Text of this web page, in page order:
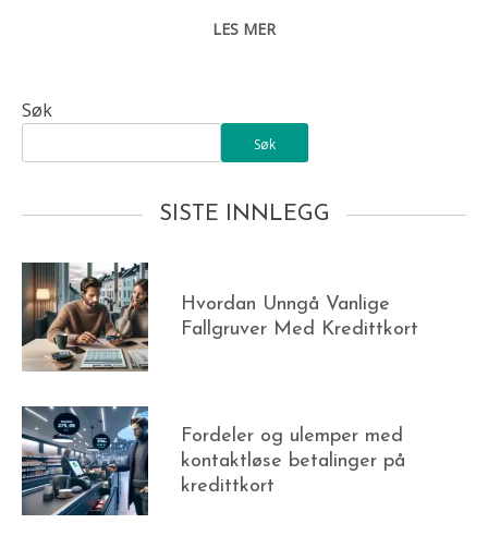
LES MER
Søk
Søk
SISTE INNLEGG
Hvordan Unngå Vanlige
Fallgruver Med Kredittkort
Fordeler og ulemper med
kontaktløse betalinger på
kredittkort